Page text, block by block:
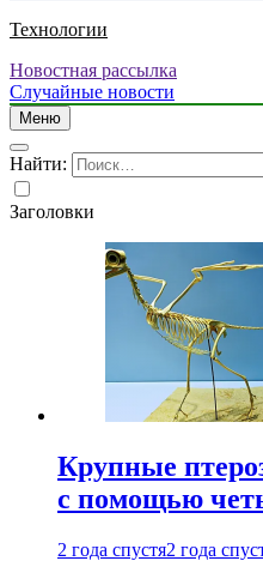
Технологии
Новостная рассылка
Случайные новости
Меню
Найти:
Заголовки
Крупные
с помощью
2 года спустя2 года